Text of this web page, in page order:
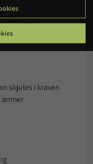
210 g/m2
polyester fyld
skjules i kraven
ærmer